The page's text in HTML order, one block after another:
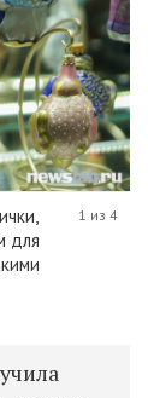
для
1 из 4